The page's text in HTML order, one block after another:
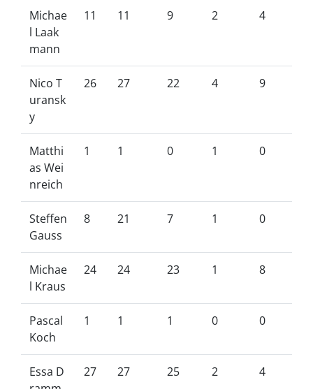
Michae
l Laak
mann
11 11 9 2 4
Nico T
uransk
y
26 27 22 4 9
Matthi
as Wei
nreich
1 1 0 1 0
Steffen
Gauss
8 21 7 1 0
Michae
l Kraus
24 24 23 1 8
Pascal
Koch
1 1 1 0 0
Essa D
27 27 25 2 4